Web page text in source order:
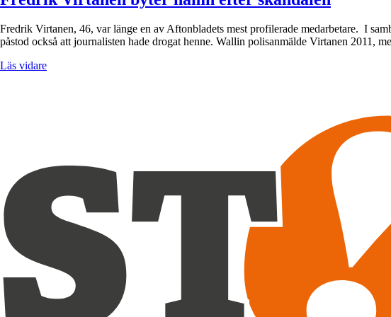
Fredrik Virtanen, 46, var länge en av Aftonbladets mest profilerade medarbetare. I
påstod också att journalisten hade drogat henne. Wallin polisanmälde Virtanen 2011,
Läs vidare